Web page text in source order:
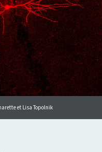
et Lisa Topolnik